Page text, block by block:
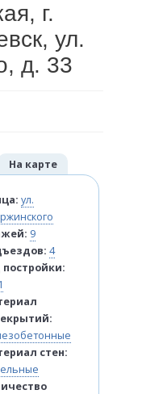
г.
ул.
д. 33
ул.
9
4
постройки:
стен:
На карте